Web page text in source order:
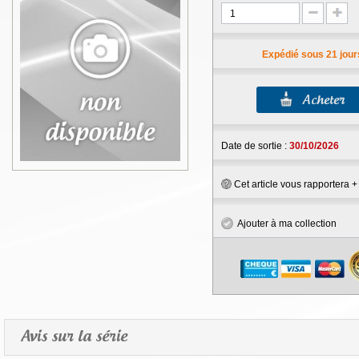
Expédié sous 21
Date de sortie : 30/10/2026
Cet article vous rapportera +
Ajouter à ma collection
Avis sur la série